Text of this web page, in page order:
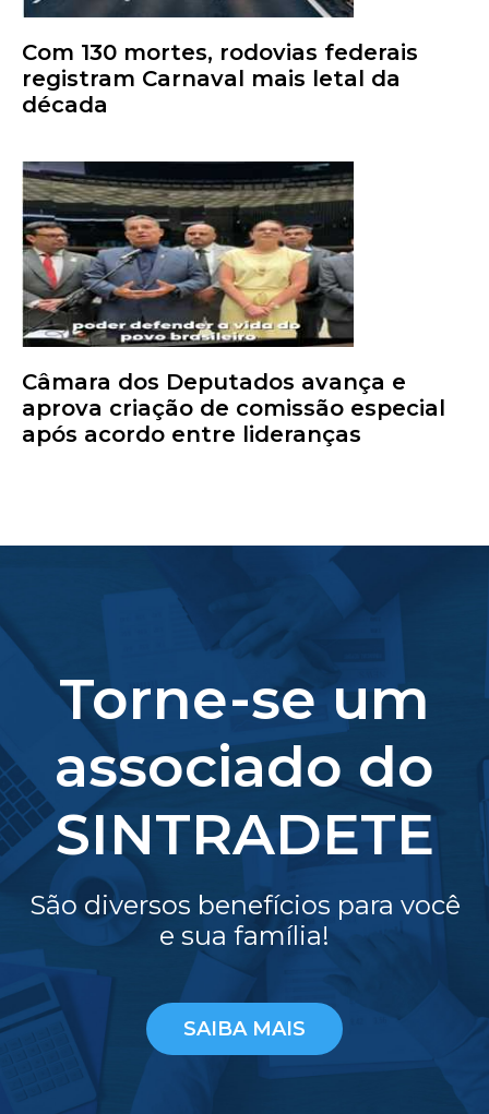
Com 130 mortes, rodovias federais
registram Carnaval mais letal da
década
Câmara dos Deputados avança e
aprova criação de comissão especial
após acordo entre lideranças
Torne-se um
associado do
SINTRADETE
São diversos benefícios para você
e sua família!
SAIBA MAIS